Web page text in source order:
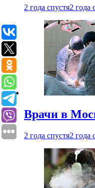
2 года спустя2 года
Врачи в
2 года спустя2 года